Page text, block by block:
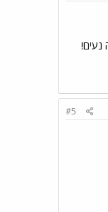
נעים!
#5